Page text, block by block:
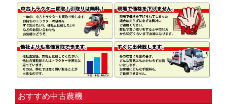
おすすめ中古農機